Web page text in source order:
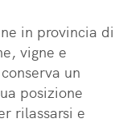
in provincia di
vigne e
un
posizione
rilassarsi e